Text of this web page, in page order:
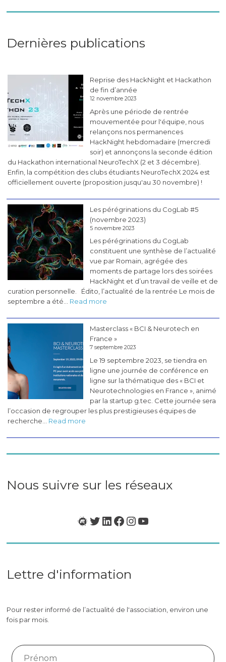
Dernières publications
Reprise des HackNight et Hackathon
de fin d’année
12 novembre 2023
Après une période de rentrée
mouvementée pour l'équipe, nous
relançons nos permanences
HackNight hebdomadaire (mercredi
soir) et annonçons la seconde édition
du Hackathon international NeuroTechX (2 et 3 décembre).
Enfin, la compétition des clubs étudiants NeuroTechX 2024 est
officiellement ouverte (proposition jusqu'au 30 novembre) !
Les pérégrinations du CogLab #5
(novembre 2023)
5 novembre 2023
Les pérégrinations du CogLab
constituent une synthèse de l’actualité
vue par Romain, agrégée des
moments de partage lors des soirées
HackNight et d’un travail de veille et de
curation personnelle. Édito, l’actualité de la rentrée Le mois de
septembre a été… Read more
pérégrinations
du
CogLab
#5
(novembre
2023)
Masterclass « BCI & Neurotech en
France »
7 septembre 2023
Le 19 septembre 2023, se tiendra en
ligne une journée de conférence en
ligne sur la thématique des « BCI et
Neurotechnologies en France », animé
par la startup g.tec. Cette journée sera
l’occasion de regrouper les plus prestigieuses équipes de
recherche… Read more
«
France
Nous suivre sur les réseaux
Meetup
Twitter
LinkedIn
Facebook
Instagram
YouTube
Lettre d'information
Pour rester informé de l’actualité de l'association, environ une
fois par mois.